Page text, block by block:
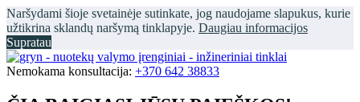
Naršydami šioje svetainėje sutinkate, jog naudojame slapukus, kurie
užtikrina sklandų naršymą tinklapyje. Daugiau informacijos
Supratau
Nemokama konsultacija: +370 642 38833